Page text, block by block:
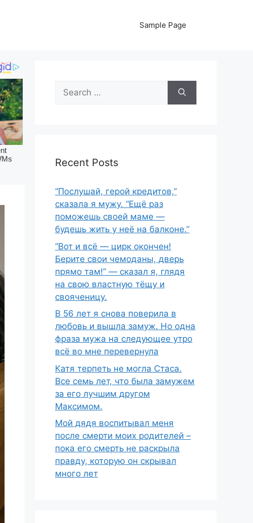
Sample Page
Search
for:
Recent Posts
“Послушай, герой кредитов,”
сказала я мужу. “Ещё раз
поможешь своей маме —
будешь жить у неё на балконе.”
“Вот и всё — цирк окончен!
Берите свои чемоданы, дверь
прямо там!” — сказал я, глядя
на свою властную тёщу и
свояченицу.
В 56 лет я снова поверила в
любовь и вышла замуж. Но одна
фраза мужа на следующее утро
всё во мне перевернула
Катя терпеть не могла Стаса.
Все семь лет, что была замужем
за его лучшим другом
Максимом.
Мой дядя воспитывал меня
после смерти моих родителей –
пока его смерть не раскрыла
правду, которую он скрывал
много лет